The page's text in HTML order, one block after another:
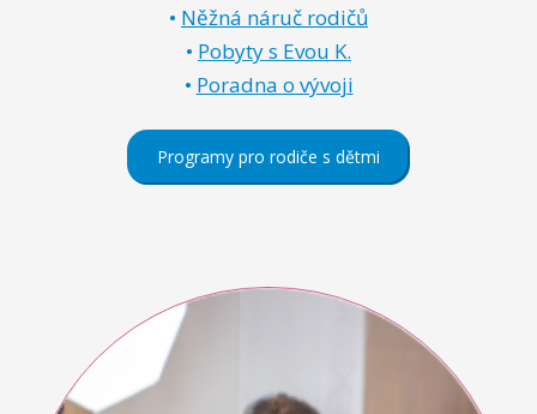
• Něžná náruč rodičů
• Pobyty s Evou K.
• Poradna o vývoji
Programy pro rodiče s dětmi